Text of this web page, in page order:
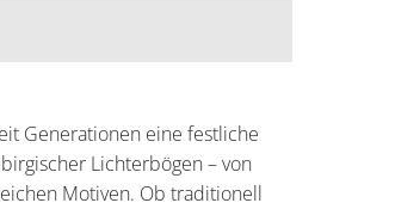
Generationen eine festliche
Lichterbögen – von
Motiven. Ob traditionell